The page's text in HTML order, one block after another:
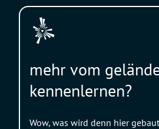
mehr vom
kennenlernen?
Wow, was wird denn hier